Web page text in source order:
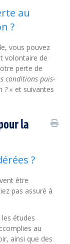
au
?
vous pouvez
volontaire de
perte de
conditions puis-
? » et suivantes
la
?
être
pas assuré à
études
au
ainsi que des